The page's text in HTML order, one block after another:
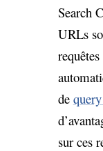
Search
URLs
de
sur ces